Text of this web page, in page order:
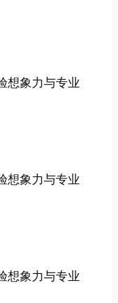
想象力与专业
想象力与专业
想象力与专业